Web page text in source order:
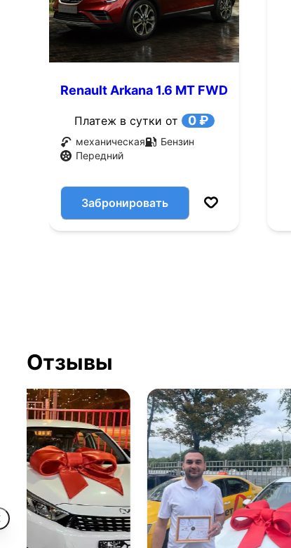
Renault Arkana 1.6 MT FWD
Платеж в сутки от 0 ₽
механическая
Бензин
Передний
Забронировать
Отзывы